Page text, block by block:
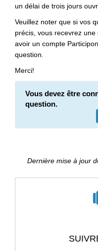
un délai de trois jours
Veuillez noter que si vos
précis, vous recevrez
avoir un compte
question.
Merci!
Vous devez être
question.
Dernière mise à jour